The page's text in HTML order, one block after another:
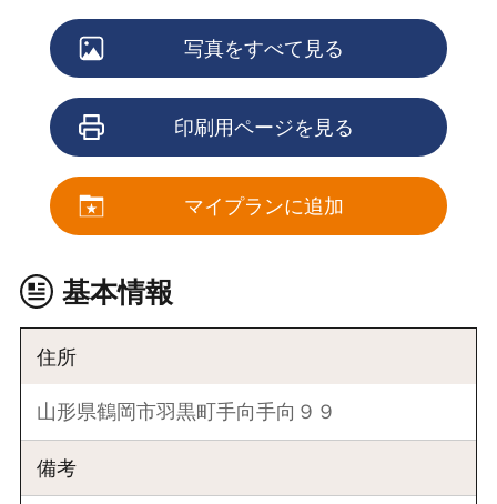
写真をすべて見る
印刷用ページを見る
マイプランに追加
基本情報
住所
山形県鶴岡市羽黒町手向手向９９
備考